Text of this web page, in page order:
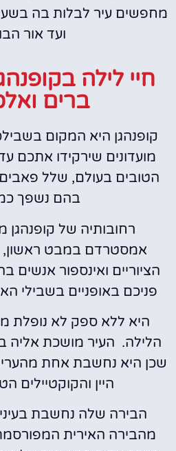
מחפשים עיר לבלות בה
ועד אור
חיי לילה
ברים
קופנהגן היא המקום
מועדונים שירקידו אתכם
הטובים בעולם, שלל
בהם נשפך
רחובותיה של קופנהגן
אמסטרדם במבט ראשון,
הציוריים ואינספור אנשים
פניכם באופניים בשבילי
היא ללא ספק לא נופלת
הלילה. העיר מושכת אליה
שכן היא נחשבת אחת
היין והקוקטיילים
הבירה שלה נחשבת
מהבירה האירית